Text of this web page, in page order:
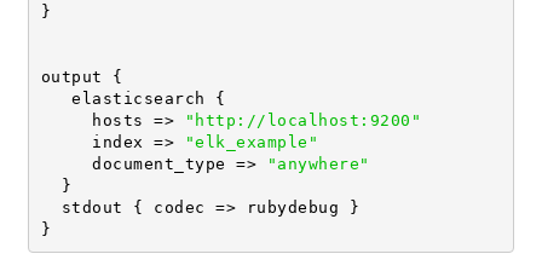
}
output {
elasticsearch {
hosts =>
"http://localhost:9200"
index =>
"elk_example"
document_type =>
"anywhere"
}
stdout { codec => rubydebug }
}